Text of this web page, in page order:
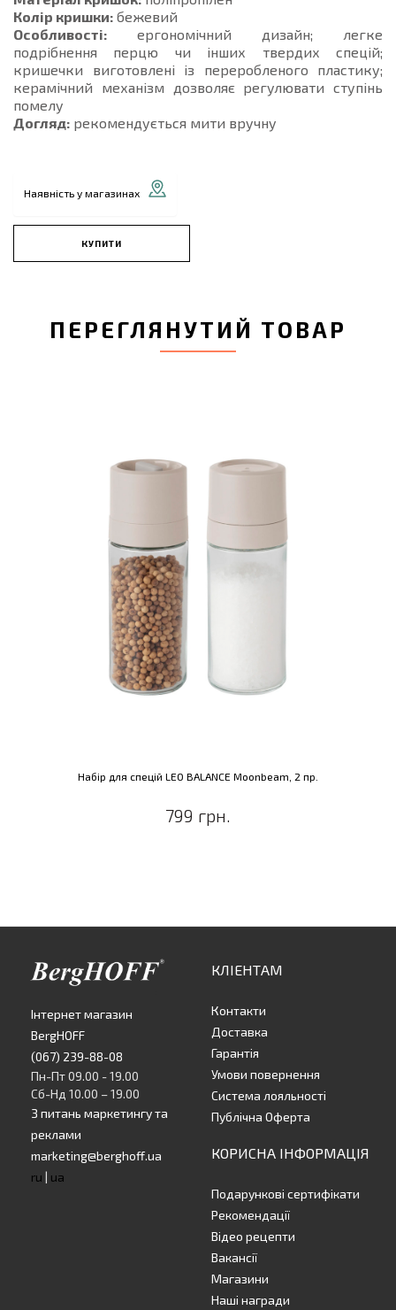
Колір кришки: бежевий
Особливості: ергономічний дизайн; легке
подрібнення перцю чи інших твердих спецій;
кришечки виготовлені із переробленого пластику;
керамічний механізм дозволяє регулювати ступінь
помелу
Догляд: рекомендується мити вручну
Наявність у магазинах
КУПИТИ
ПЕРЕГЛЯНУТИЙ ТОВАР
Набiр для спецiй LEO BALANCE Moonbeam, 2 пр.
799 грн.
Інтернет магазин
BergHOFF
(067) 239-88-08
Пн-Пт 09.00 - 19.00
Сб-Нд 10.00 – 19.00
З питань маркетингу та
реклами
marketing@berghoff.ua
ru | ua
КЛІЕНТАМ
Контакти
Доставка
Гарантія
Умови повернення
Система лояльності
Публічна Оферта
КОРИСНА ІНФОРМАЦІЯ
Подарункові сертифікати
Рекомендації
Відео рецепти
Вакансії
Магазини
Наші награди